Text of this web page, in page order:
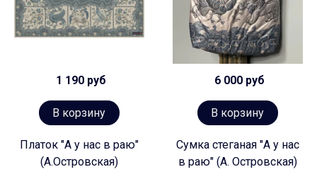
1 190 руб
В корзину
Платок "А у нас в раю"
(А.Островская)
6 000 руб
В корзину
Сумка стеганая "А у нас
в раю" (А. Островская)